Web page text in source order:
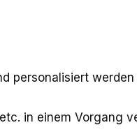
personalisiert werden
in einem Vorgang